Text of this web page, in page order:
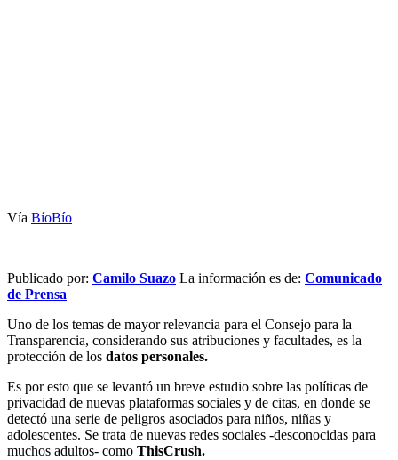
Vía BíoBío
Publicado por: Camilo Suazo La información es de: Comunicado
de Prensa
Uno de los temas de mayor relevancia para el Consejo para la
Transparencia, considerando sus atribuciones y facultades, es la
protección de los datos personales.
Es por esto que se levantó un breve estudio sobre las políticas de
privacidad de nuevas plataformas sociales y de citas, en donde se
detectó una serie de peligros asociados para niños, niñas y
adolescentes. Se trata de nuevas redes sociales -desconocidas para
muchos adultos- como ThisCrush.